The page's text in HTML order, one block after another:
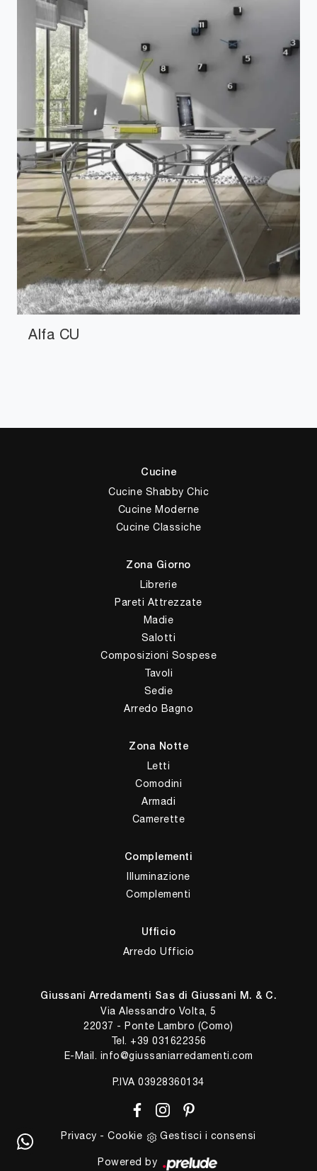
Alfa CU
Cucine
Cucine Shabby Chic
Cucine Moderne
Cucine Classiche
Zona Giorno
Librerie
Pareti Attrezzate
Madie
Salotti
Composizioni Sospese
Tavoli
Sedie
Arredo Bagno
Zona Notte
Letti
Comodini
Armadi
Camerette
Complementi
Illuminazione
Complementi
Ufficio
Arredo Ufficio
Giussani Arredamenti Sas di Giussani M. & C.
Via Alessandro Volta, 5
22037 - Ponte Lambro (Como)
Tel. +39 031622356
E-Mail. info@giussaniarredamenti.com
P.IVA 03928360134
Privacy -Cookie Gestisci i consensi
Powered by